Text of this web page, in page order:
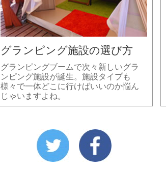
グランピング施設の選び方
グランピングブームで次々新しいグラ
ンピング施設が誕生。施設タイプも
様々で一体どこに行けばいいのか悩ん
じゃいますよね。